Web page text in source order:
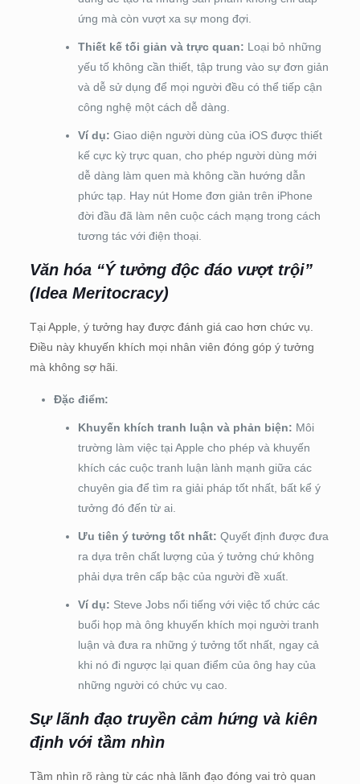
ứng mà còn vượt xa sự mong đợi.
Thiết kế tối giản và trực quan: Loại bỏ những
yếu tố không cần thiết, tập trung vào sự đơn giản
và dễ sử dụng để mọi người đều có thể tiếp cận
công nghệ một cách dễ dàng.
Ví dụ: Giao diện người dùng của iOS được thiết
kế cực kỳ trực quan, cho phép người dùng mới
dễ dàng làm quen mà không cần hướng dẫn
phức tạp. Hay nút Home đơn giản trên iPhone
đời đầu đã làm nên cuộc cách mạng trong cách
tương tác với điện thoại.
Văn hóa “Ý tưởng độc đáo vượt trội”
(Idea Meritocracy)
Tại Apple, ý tưởng hay được đánh giá cao hơn chức vụ.
Điều này khuyến khích mọi nhân viên đóng góp ý tưởng
mà không sợ hãi.
Đặc điểm:
Khuyến khích tranh luận và phản biện: Môi
trường làm việc tại Apple cho phép và khuyến
khích các cuộc tranh luận lành mạnh giữa các
chuyên gia để tìm ra giải pháp tốt nhất, bất kể ý
tưởng đó đến từ ai.
Ưu tiên ý tưởng tốt nhất: Quyết định được đưa
ra dựa trên chất lượng của ý tưởng chứ không
phải dựa trên cấp bậc của người đề xuất.
Ví dụ: Steve Jobs nổi tiếng với việc tổ chức các
buổi họp mà ông khuyến khích mọi người tranh
luận và đưa ra những ý tưởng tốt nhất, ngay cả
khi nó đi ngược lại quan điểm của ông hay của
những người có chức vụ cao.
Sự lãnh đạo truyền cảm hứng và kiên
định với tầm nhìn
Tầm nhìn rõ ràng từ các nhà lãnh đạo đóng vai trò quan